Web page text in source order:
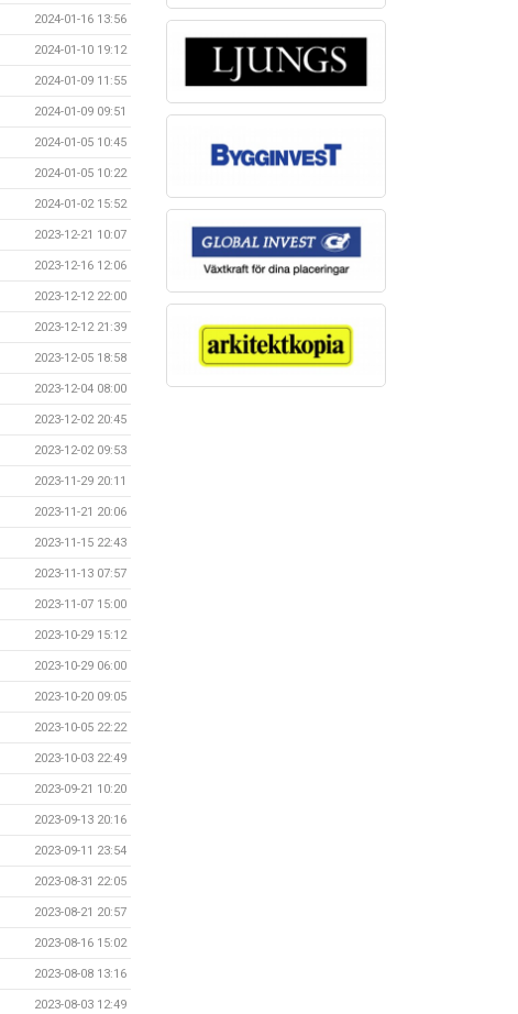
2024-01-16 13:56
2024-01-10 19:12
2024-01-09 11:55
2024-01-09 09:51
2024-01-05 10:45
2024-01-05 10:22
2024-01-02 15:52
2023-12-21 10:07
2023-12-16 12:06
2023-12-12 22:00
2023-12-12 21:39
2023-12-05 18:58
2023-12-04 08:00
2023-12-02 20:45
2023-12-02 09:53
2023-11-29 20:11
2023-11-21 20:06
2023-11-15 22:43
2023-11-13 07:57
2023-11-07 15:00
2023-10-29 15:12
2023-10-29 06:00
2023-10-20 09:05
2023-10-05 22:22
2023-10-03 22:49
2023-09-21 10:20
2023-09-13 20:16
2023-09-11 23:54
2023-08-31 22:05
2023-08-21 20:57
2023-08-16 15:02
2023-08-08 13:16
2023-08-03 12:49